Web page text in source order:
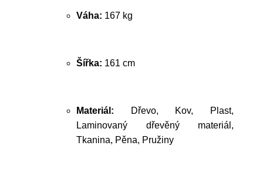
Váha: 167 kg
Šířka: 161 cm
Materiál: Dřevo, Kov, Plast,
Laminovaný dřevěný materiál,
Tkanina, Pěna, Pružiny